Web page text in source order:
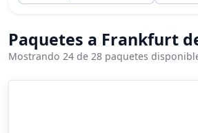
Paquetes a Frankfurt
Mostrando 24 de 28 paquetes